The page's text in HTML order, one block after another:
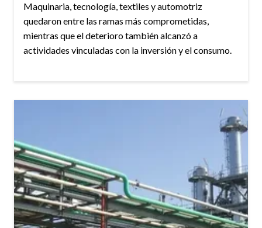
Maquinaria, tecnología, textiles y automotriz
quedaron entre las ramas más comprometidas,
mientras que el deterioro también alcanzó a
actividades vinculadas con la inversión y el consumo.